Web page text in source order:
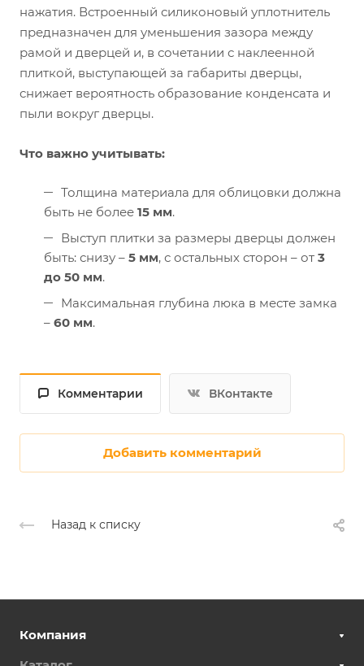
нажатия. Встроенный силиконовый уплотнитель
предназначен для уменьшения зазора между
рамой и дверцей и, в сочетании с наклеенной
плиткой, выступающей за габариты дверцы,
снижает вероятность образование конденсата и
пыли вокруг дверцы.
Что важно учитывать:
Толщина материала для облицовки должна
быть не более 15 мм.
Выступ плитки за размеры дверцы должен
быть: снизу – 5 мм, с остальных сторон – от 3
до 50 мм.
Максимальная глубина люка в месте замка
– 60 мм.
Комментарии ВКонтакте
Добавить комментарий
Назад к списку
Компания